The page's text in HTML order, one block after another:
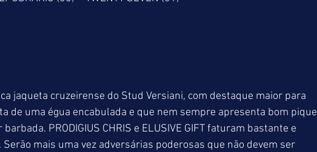
jaqueta cruzeirense do Stud Versiani, com destaque maior para
de uma égua encabulada e que nem sempre apresenta bom pique
PRODIGIUS CHRIS e ELUSIVE GIFT faturam bastante e
mais uma vez adversárias poderosas que não devem ser